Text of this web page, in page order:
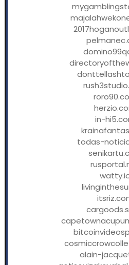
in-
todas-
alain-